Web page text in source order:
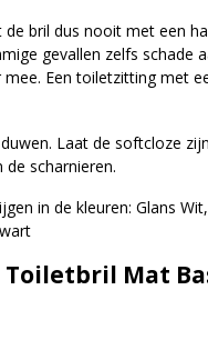
bril dus nooit met een
gevallen zelfs schade
Een toiletzitting met
Laat de softcloze
scharnieren.
in de kleuren: Glans
Toiletbril Mat